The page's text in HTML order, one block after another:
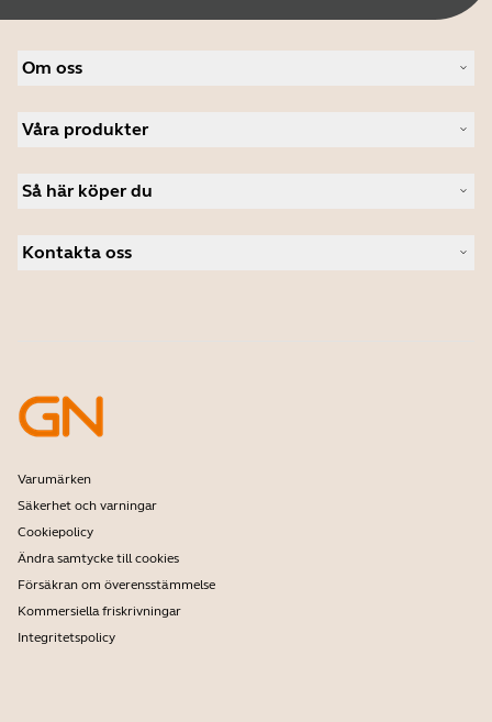
Om oss
Lediga jobb
Nyheter och pressmeddelanden
Läs vår blogg
Fallstudier
Våra produkter
Konferenshögtalare
Personliga kameror
Programvara
Så här köper du
Hitta distributör
Kontakta oss
Utvecklarprogram
Partnerprogram
Företagspolicy för utgående produkter
Varumärken
Säkerhet och varningar
Cookiepolicy
Ändra samtycke till cookies
Försäkran om överensstämmelse
Kommersiella friskrivningar
Integritetspolicy